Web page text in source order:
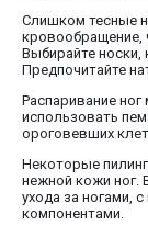
Слишком тесные
кровообращение,
Выбирайте
Предпочитайте
Распаривание
использовать
ороговевших
Некоторые
нежной кожи ног.
ухода за ногами,
компонентами.